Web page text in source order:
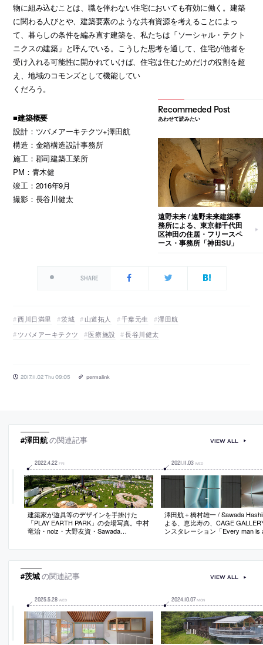
物に組み込むことは、職を伴わない住宅においても有効に働く。建築
に関わる人びとや、建築要素のような共有資源を考えることによっ
て、暮らしの条件を編み直す建築を、私たちは「ソーシャル・テクト
ニクスの建築」と呼んでいる。こうした思考を通して、住宅が他者を
受け入れる可能性に開かれていけば、住宅は住むためだけの役割を超
え、地域のコモンズとして機能してい
くだろう。
■建築概要
設計：ツバメアーキテクツ+澤田航
構造：金箱構造設計事務所
施工：郡司建築工業所
PM：青木健
竣工：2016年9月
撮影：長谷川健太
あわせて読みたい
遠野未来 / 遠野未来建築事
務所による、東京都千代田
区神田の住居・フリースペ
ース・事務所「神田SU」
SHARE
西川日満里 茨城 山道拓人 千葉元生
澤田航
ツバメアーキテクツ
医療施設 長谷川健太
2017.11.02 Thu 09:05 permalink
#澤田航の関連記事
2022.4.22 FRI
建築家が遊具等のデザインを手掛けた
「PLAY EARTH PARK」の会場写真。中村
竜治・noiz・大野友資・Sawada
参加して東京ミッドタウンで開催
2021 11 03 WED
澤田航＋橋村雄一 / Sawada
よる、恵比寿の、CAGE
ンスタレーション「Every man is
いうギャラリーで、それぞれの空
ェクト”が、曖昧さを孕む“無限の
VIEW ALL
#茨城の関連記事
2025.5.28 WED 2024.10.07 MON
VIEW ALL